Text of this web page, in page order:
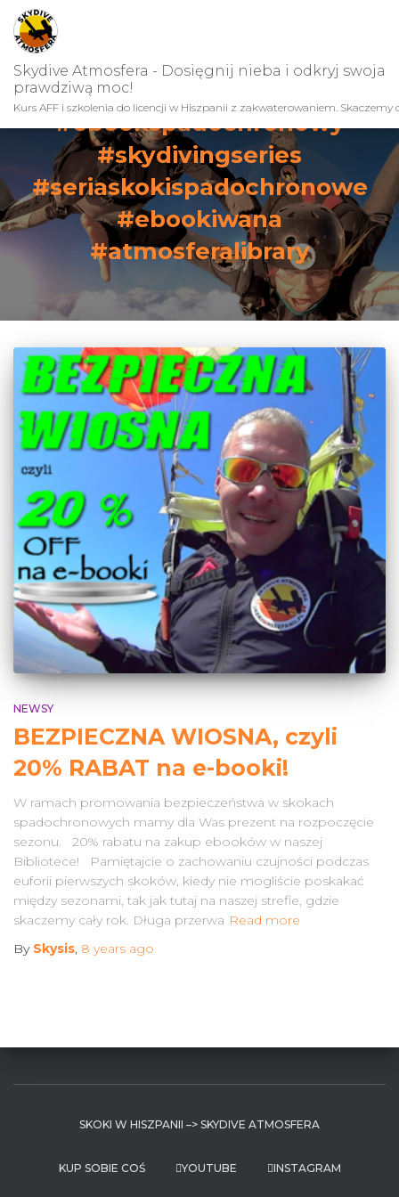
Skydive Atmosfera - Dosięgnij nieba i odkryj swoja
prawdziwą moc!
Kurs AFF i szkolenia do licencji w Hiszpanii z zakwaterowaniem. Skaczemy
#ebookspadochronowy
#skydivingseries
#seriaskokispadochronowe
#ebookiwana
#atmosferalibrary
NEWSY
BEZPIECZNA WIOSNA, czyli
20% RABAT na e-booki!
W ramach promowania bezpieczeństwa w skokach
spadochronowych mamy dla Was prezent na rozpoczęcie
sezonu. 20% rabatu na zakup ebooków w naszej
Bibliotece! Pamiętajcie o zachowaniu czujności podczas
euforii pierwszych skoków, kiedy nie mogliście poskakać
między sezonami, tak jak tutaj na naszej strefie, gdzie
skaczemy cały rok. Długa przerwa Read more
By Skysis, 8 years ago
SKOKI W HISZPANII –> SKYDIVE ATMOSFERA
KUP SOBIE COŚ YOUTUBE INSTAGRAM